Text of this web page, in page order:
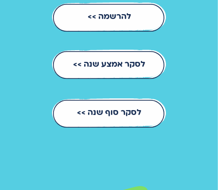
להרשמה >>
לסקר אמצע שנה >>
לסקר סוף שנה >>